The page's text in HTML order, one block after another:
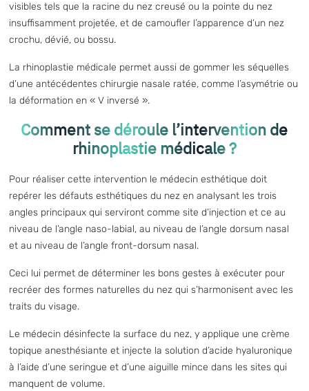
visibles tels que la racine du nez creusé ou la pointe du nez
insuffisamment projetée, et de camoufler l’apparence d’un nez
crochu, dévié, ou bossu.
La rhinoplastie médicale permet aussi de gommer les séquelles
d’une antécédentes chirurgie nasale ratée, comme l’asymétrie ou
la déformation en « V inversé ».
Comment se déroule l’intervention de
rhinoplastie médicale ?
Pour réaliser cette intervention le médecin esthétique doit
repérer les défauts esthétiques du nez en analysant les trois
angles principaux qui serviront comme site d’injection et ce au
niveau de l’angle naso-labial, au niveau de l’angle dorsum nasal
et au niveau de l’angle front-dorsum nasal.
Ceci lui permet de déterminer les bons gestes à exécuter pour
recréer des formes naturelles du nez qui s’harmonisent avec les
traits du visage.
Le médecin désinfecte la surface du nez, y applique une crème
topique anesthésiante et injecte la solution d’acide hyaluronique
à l’aide d’une seringue et d’une aiguille mince dans les sites qui
manquent de volume.